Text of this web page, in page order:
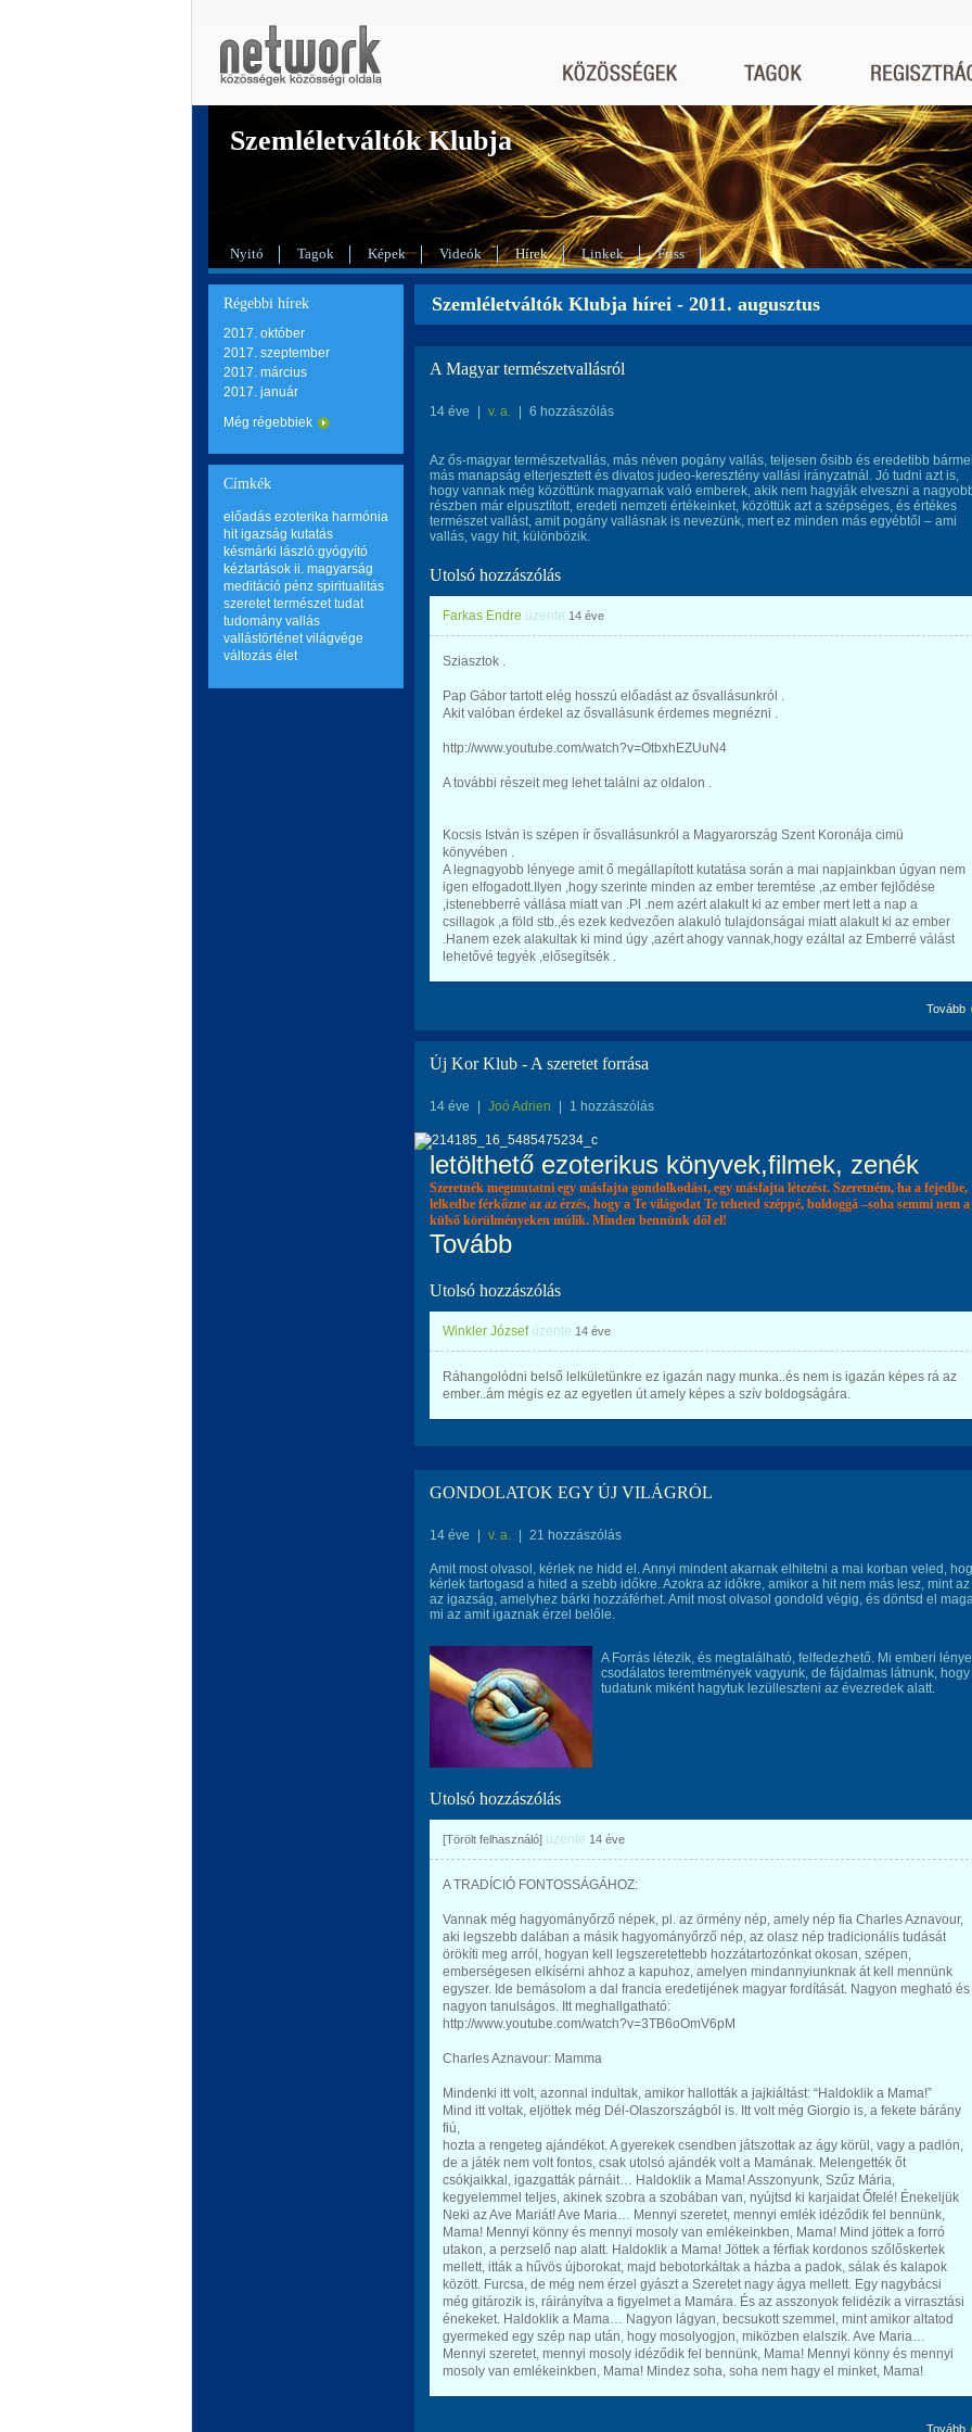
Szemléletváltók Klubja
Nyitó Tagok Képek Videók Hírek Linkek Friss
Régebbi hírek
2017. október
2017. szeptember
2017. március
2017. január
Még régebbiek
Címkék
előadás ezoterika harmónia
hit igazság kutatás
késmárki lászló:gyógyító
kéztartások ii. magyarság
meditáció pénz spiritualitás
szeretet természet tudat
tudomány vallás
vallástörténet világvége
változás élet
Szemléletváltók Klubja hírei - 2011. augusztus
A Magyar természetvallásról
14 éve v. a. 6 hozzászólás
Az ős-magyar természetvallás, más néven pogány vallás, teljesen ősibb és eredetibb
más manapság elterjesztett és divatos judeo-keresztény vallási irányzatnál. Jó tudni azt is,
hogy vannak még közöttünk magyarnak való emberek, akik nem hagyják elveszni a
részben már elpusztított, eredeti nemzeti értékeinket, közöttük azt a szépséges, és értékes
természet vallást, amit pogány vallásnak is nevezünk, mert ez minden más egyébtől – ami
vallás, vagy hit, különbözik.
Utolsó hozzászólás
Farkas Endre üzente 14 éve
Sziasztok .
Pap Gábor tartott elég hosszú előadást az ősvallásunkról .
Akit valóban érdekel az ősvallásunk érdemes megnézni .
http://www.youtube.com/watch?v=OtbxhEZUuN4
A további részeit meg lehet találni az oldalon .
Kocsis István is szépen ír ősvallásunkról a Magyarország Szent Koronája cimü
könyvében .
A legnagyobb lényege amit ő megállapított kutatása során a mai napjainkban úgyan nem
igen elfogadott.Ilyen ,hogy szerinte minden az ember teremtése ,az ember fejlődése
,istenebberré vállása miatt van .Pl .nem azért alakult ki az ember mert lett a nap a
csillagok ,a föld stb.,és ezek kedvezően alakuló tulajdonságai miatt alakult ki az ember
.Hanem ezek alakultak ki mind úgy ,azért ahogy vannak,hogy ezáltal az Emberré válást
lehetővé tegyék ,elősegítsék .
Tovább
Új Kor Klub - A szeretet forrása
14 éve Joó Adrien 1 hozzászólás
letölthető ezoterikus könyvek,filmek, zenék
Szeretnék megmutatni egy másfajta gondolkodást, egy másfajta létezést. Szeretném, ha a fejedbe,
lelkedbe férkőzne az az érzés, hogy a Te világodat Te teheted széppé, boldoggá –soha semmi nem a
külső körülményeken múlik. Minden bennünk dől el!
Tovább
Utolsó hozzászólás
Winkler Józsefüzente 14 éve
Ráhangolódni belső lelkületünkre ez igazán nagy munka..és nem is igazán képes rá az
ember..ám mégis ez az egyetlen út amely képes a szív boldogságára.
GONDOLATOK EGY ÚJ VILÁGRÓL
14 éve v. a. 21 hozzászólás
Amit most olvasol, kérlek ne hidd el. Annyi mindent akarnak elhitetni a mai korban veled,
kérlek tartogasd a hited a szebb időkre. Azokra az időkre, amikor a hit nem más lesz, mint az
az igazság, amelyhez bárki hozzáférhet. Amit most olvasol gondold végig, és döntsd el
mi az amit igaznak érzel belőle.
A Forrás létezik, és megtalálható, felfedezhető. Mi emberi
csodálatos teremtmények vagyunk, de fájdalmas látnunk, hogy
tudatunk miként hagytuk lezülleszteni az évezredek alatt.
Utolsó hozzászólás
[Törölt felhasználó] üzente 14 éve
A TRADÍCIÓ FONTOSSÁGÁHOZ:
Vannak még hagyományőrző népek, pl. az örmény nép, amely nép fia Charles Aznavour,
aki legszebb dalában a másik hagyományőrző nép, az olasz nép tradicionális tudását
örökíti meg arról, hogyan kell legszeretettebb hozzátartozónkat okosan, szépen,
emberségesen elkísérni ahhoz a kapuhoz, amelyen mindannyiunknak át kell mennünk
egyszer. Ide bemásolom a dal francia eredetijének magyar fordítását. Nagyon megható és
nagyon tanulságos. Itt meghallgatható:
http://www.youtube.com/watch?v=3TB6oOmV6pM
Charles Aznavour: Mamma
Mindenki itt volt, azonnal indultak, amikor hallották a jajkiáltást: “Haldoklik a Mama!”
Mind itt voltak, eljöttek még Dél-Olaszországból is. Itt volt még Giorgio is, a fekete bárány
fiú,
hozta a rengeteg ajándékot. A gyerekek csendben játszottak az ágy körül, vagy a padlón,
de a játék nem volt fontos, csak utolsó ajándék volt a Mamának. Melengették őt
csókjaikkal, igazgatták párnáit… Haldoklik a Mama! Asszonyunk, Szűz Mária,
kegyelemmel teljes, akinek szobra a szobában van, nyújtsd ki karjaidat Őfelé! Énekeljük
Neki az Ave Mariát! Ave Maria… Mennyi szeretet, mennyi emlék idéződik fel bennünk,
Mama! Mennyi könny és mennyi mosoly van emlékeinkben, Mama! Mind jöttek a forró
utakon, a perzselő nap alatt. Haldoklik a Mama! Jöttek a férfiak kordonos szőlőskertek
mellett, itták a hűvös újborokat, majd bebotorkáltak a házba a padok, sálak és kalapok
között. Furcsa, de még nem érzel gyászt a Szeretet nagy ágya mellett. Egy nagybácsi
még gitározik is, ráirányítva a figyelmet a Mamára. És az asszonyok felidézik a virrasztási
énekeket. Haldoklik a Mama… Nagyon lágyan, becsukott szemmel, mint amikor altatod
gyermeked egy szép nap után, hogy mosolyogjon, miközben elalszik. Ave Maria…
Mennyi szeretet, mennyi mosoly idéződik fel bennünk, Mama! Mennyi könny és mennyi
mosoly van emlékeinkben, Mama! Mindez soha, soha nem hagy el minket, Mama!
Tovább